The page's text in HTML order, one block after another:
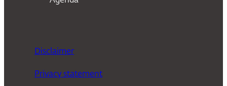
Disclaimer
Privacy statement